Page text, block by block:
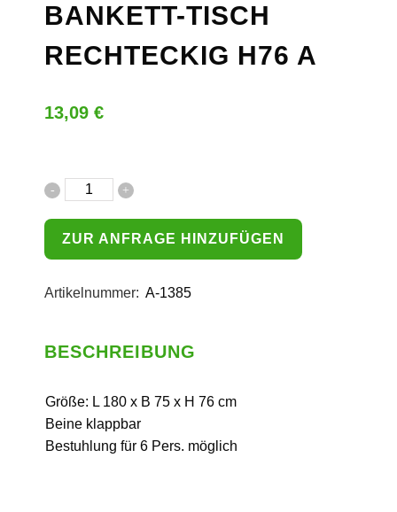
BANKETT-TISCH
RECHTECKIG H76 A
13,09 €
ZUR ANFRAGE HINZUFÜGEN
Artikelnummer: A-1385
BESCHREIBUNG
Größe: L 180 x B 75 x H 76 cm
Beine klappbar
Bestuhlung für 6 Pers. möglich